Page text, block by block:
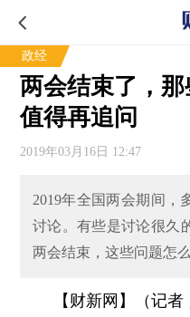
政经
两会结束了，
值得再追问
2019年03月16日 12:47
2019年全国两会期间，
讨论。有些是讨论很久
两会结束，这些问题怎
【财新网】（记者